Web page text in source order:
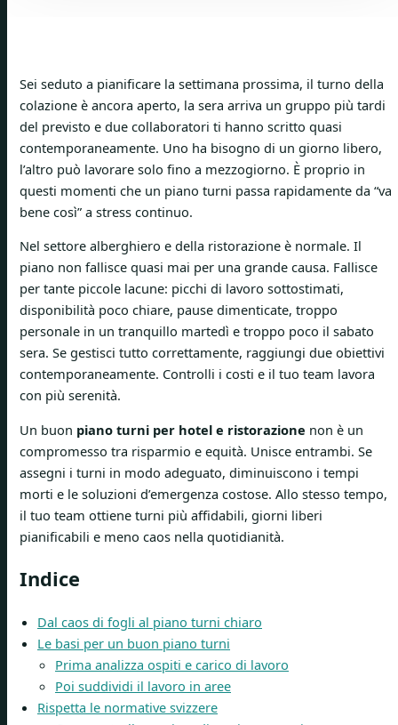
Sei seduto a pianificare la settimana prossima, il turno della
colazione è ancora aperto, la sera arriva un gruppo più tardi
del previsto e due collaboratori ti hanno scritto quasi
contemporaneamente. Uno ha bisogno di un giorno libero,
l’altro può lavorare solo fino a mezzogiorno. È proprio in
questi momenti che un piano turni passa rapidamente da “va
bene così” a stress continuo.
Nel settore alberghiero e della ristorazione è normale. Il
piano non fallisce quasi mai per una grande causa. Fallisce
per tante piccole lacune: picchi di lavoro sottostimati,
disponibilità poco chiare, pause dimenticate, troppo
personale in un tranquillo martedì e troppo poco il sabato
sera. Se gestisci tutto correttamente, raggiungi due obiettivi
contemporaneamente. Controlli i costi e il tuo team lavora
con più serenità.
Un buon piano turni per hotel e ristorazione non è un
compromesso tra risparmio e equità. Unisce entrambi. Se
assegni i turni in modo adeguato, diminuiscono i tempi
morti e le soluzioni d’emergenza costose. Allo stesso tempo,
il tuo team ottiene turni più affidabili, giorni liberi
pianificabili e meno caos nella quotidianità.
Indice
Dal caos di fogli al piano turni chiaro
Le basi per un buon piano turni
Prima analizza ospiti e carico di lavoro
Poi suddividi il lavoro in aree
Rispetta le normative svizzere